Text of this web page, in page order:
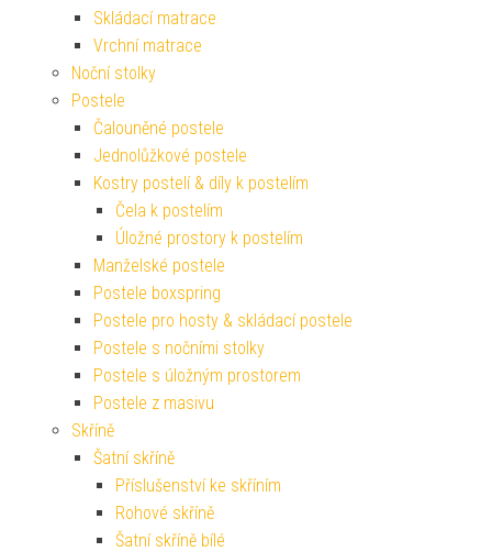
Skládací matrace
Vrchní matrace
Noční stolky
Postele
Čalouněné postele
Jednolůžkové postele
Kostry postelí & díly k postelím
Čela k postelím
Úložné prostory k postelím
Manželské postele
Postele boxspring
Postele pro hosty & skládací postele
Postele s nočními stolky
Postele s úložným prostorem
Postele z masivu
Skříně
Šatní skříně
Příslušenství ke skříním
Rohové skříně
Šatní skříně bílé